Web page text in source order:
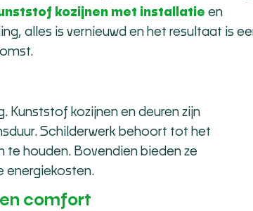
kozijnen met installatie en
alles is vernieuwd en het resultaat is
Kunststof kozijnen en deuren zijn
Schilderwerk behoort tot het
houden. Bovendien bieden ze
energiekosten.
comfort